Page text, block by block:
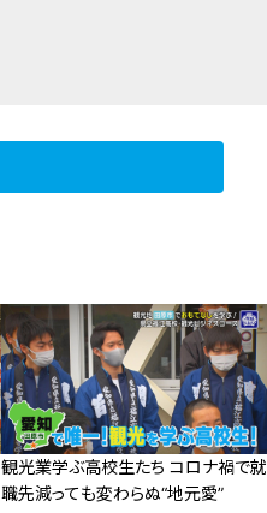
観光業学ぶ高校生たち コロナ禍で就
職先減っても変わらぬ“地元愛”